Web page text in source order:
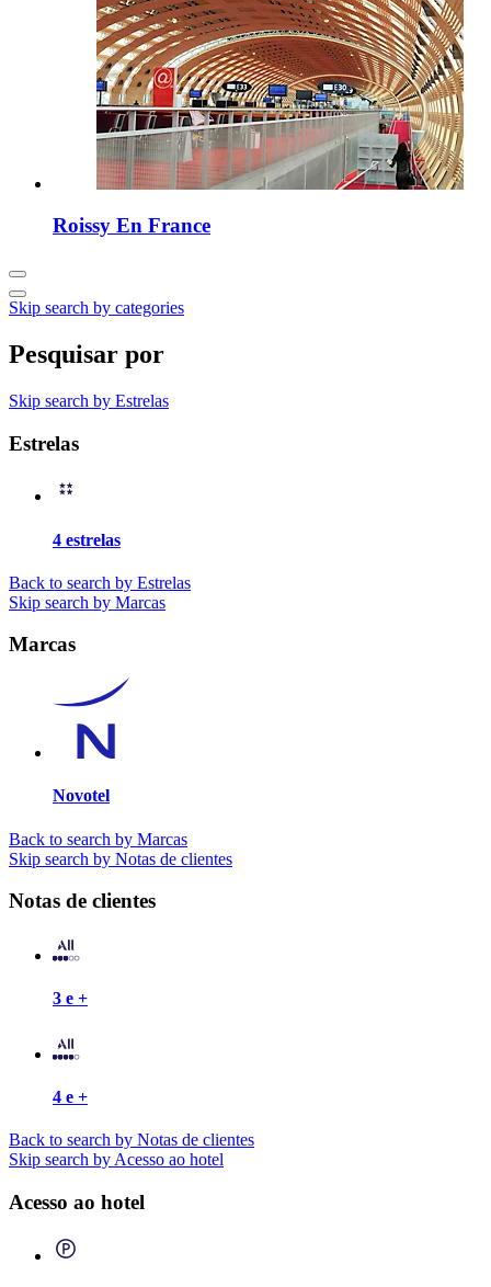
Roissy En France
Skip search by categories
Pesquisar por
Skip search by Estrelas
Estrelas
4 estrelas
Back to search by Estrelas
Skip search by Marcas
Marcas
Novotel
Back to search by Marcas
Skip search by Notas de clientes
Notas de clientes
3 e +
4 e +
Back to search by Notas de clientes
Skip search by Acesso ao hotel
Acesso ao hotel